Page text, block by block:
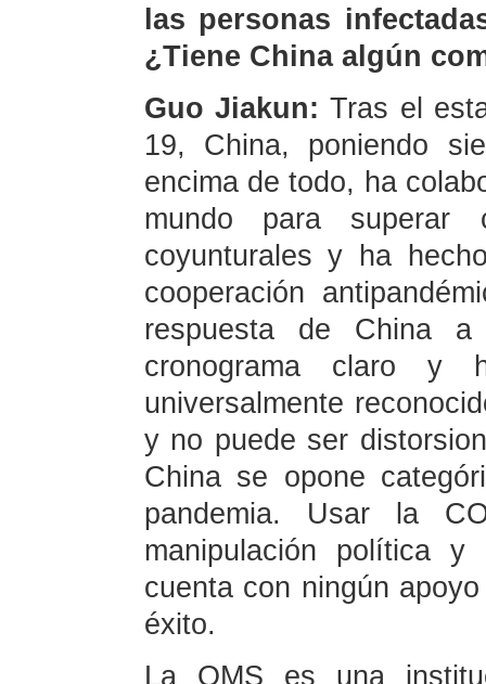
las personas
¿Tiene China algún
Guo Jiakun:Tras el
19, China, poniendo
encima de todo, ha
mundo para superar
coyunturales y ha
cooperación
respuesta de China
cronograma claro y
universalmente
y no puede ser
China se opone
pandemia. Usar la
manipulación política
cuenta con ningún
éxito.
La OMS es una